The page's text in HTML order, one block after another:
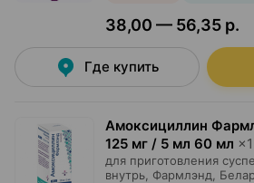
38,00 — 56,35 р.
Где купить
Амоксициллин
125 мг / 5 мл 60 мл ×1
для приготовления
внутрь, Фармлэнд ,